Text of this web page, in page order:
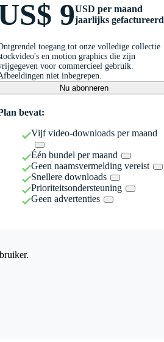
9USD per maand
jaarlijks gefactureerd
toegang tot onze volledige collectie
en motion graphics die zijn
voor commercieel gebruik.
niet inbegrepen.
Nu abonneren
bevat:
Vijf video-downloads per maand
Één bundel per maand
Geen naamsvermelding vereist
Snellere downloads
Prioriteitsondersteuning
Geen advertenties